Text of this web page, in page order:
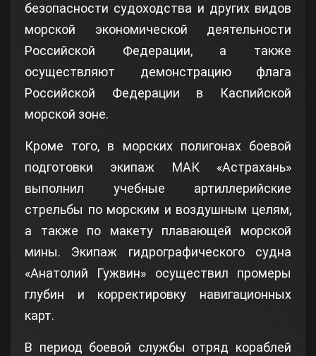
безопасности судоходства и других видов
морской экономической деятельности
Российской Федерации, а также
осуществляют демонстрацию флага
Российской Федерации в Каспийской
морской зоне.
Кроме того, в морских полигонах боевой
подготовки экипаж МАК «Астрахань»
выполнил учебные артиллерийские
стрельбы по морским и воздушным целям,
а также по макету плавающей морской
мины. Экипаж гидрографического судна
«Анатолий Гужвин» осуществил промеры
глубин и корректировку навигационных
карт.
В период боевой службы отряд кораблей